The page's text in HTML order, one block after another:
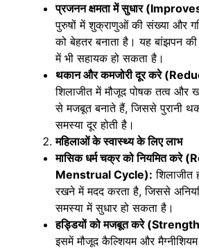
प्रजनन क्षमता में सुधार
पुरुषों में शुक्राणुओं की संख्या और
को बेहतर बनाता है। यह बांझपन
में भी सहायक हो सकता है।
थकान और कमजोरी दूर करे
शिलाजीत में मौजूद पोषक तत्व और
से मजबूत बनाते हैं, जिससे पुरानी
समस्या दूर होती है।
महिलाओं के स्वास्थ्य के लिए लाभ
मासिक धर्म चक्र को नियमित करे
Menstrual Cycle): शिलाजीत
रखने में मदद करता है, जिससे
समस्या में सुधार हो सकता है।
हड्डियों को मजबूत करे
इसमें मौजूद कैल्शियम और